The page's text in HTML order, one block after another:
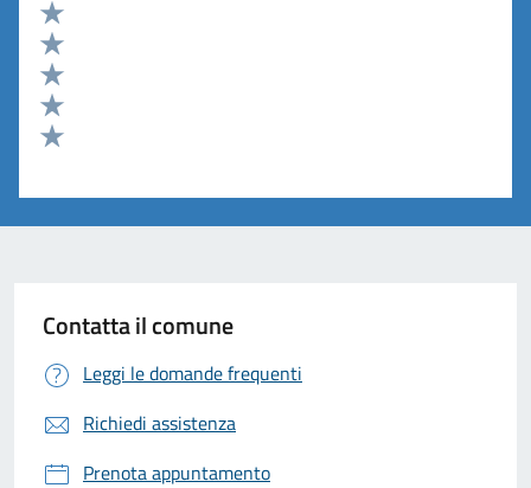
Valuta 5 stelle su 5
Valuta 4 stelle su 5
Valuta 3 stelle su 5
Valuta 2 stelle su 5
Contatta il comune
Leggi le domande frequenti
Richiedi assistenza
Prenota appuntamento